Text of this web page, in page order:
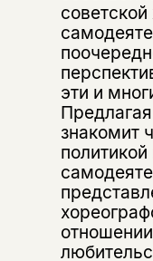
эти и
знакомит
Этой